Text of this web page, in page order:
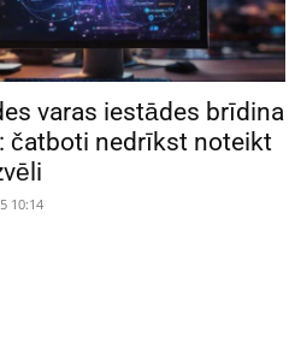
varas iestādes brīdina
čatboti nedrīkst noteikt
10:14